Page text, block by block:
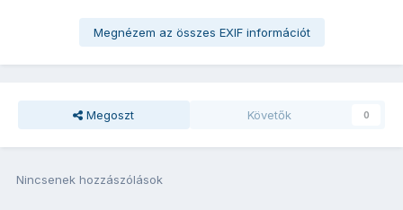
Megnézem az összes EXIF információt
Megoszt Követők 0
Nincsenek hozzászólások